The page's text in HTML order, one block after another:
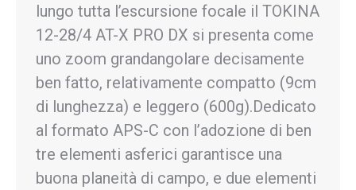
lungo tutta l’escursione focale il TOKINA
12-28/4 AT-X PRO DX si presenta come
uno zoom grandangolare decisamente
ben fatto, relativamente compatto (9cm
di lunghezza) e leggero (600g).Dedicato
al formato APS-C con l’adozione di ben
tre elementi asferici garantisce una
buona planeità di campo, e due elementi